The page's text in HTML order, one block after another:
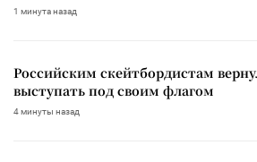
1 минута назад
Российским скейтбордистам
выступать под своим флагом
4 минуты назад